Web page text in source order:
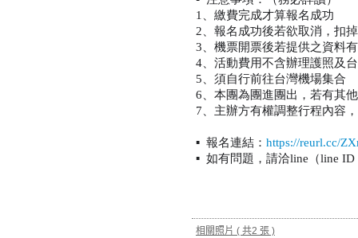
1、繳費完成才算報名成功
2、報名成功後若欲取消，扣
3、機票開票後若提供之資料
4、活動費用不含辦理護照及
5、須自行前往台灣機場集合
6、本團為團進團出，若有其
7、主辦方有權調整行程內容
▪️ 報名連結： https://reurl.cc/
▪️ 如有問題，請洽line（line ID
相關照片 ( 共2 張 )